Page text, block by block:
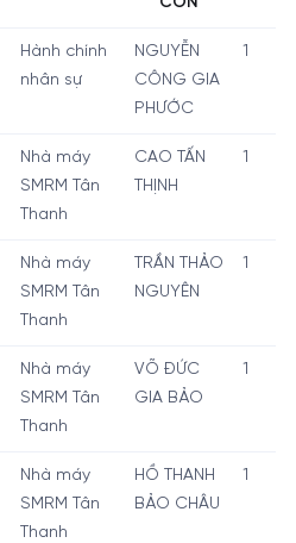
Hành chính
nhân sự
NGUYỄN
CÔNG GIA
PHƯỚC
1
Nhà máy
SMRM Tân
Thanh
CAO TẤN
THỊNH
1
Nhà máy
SMRM Tân
Thanh
TRẦN THẢO
NGUYÊN
1
Nhà máy
SMRM Tân
Thanh
VÕ ĐỨC
GIA BẢO
1
Nhà máy
SMRM Tân
Thanh
HỒ THANH
BẢO CHÂU
1